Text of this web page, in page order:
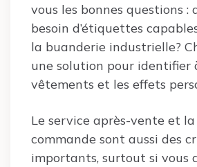
vous les bonnes questions :
besoin d’étiquettes
la buanderie industrielle?
une solution pour identifier
vêtements et les effets
Le service après-vente et
commande sont aussi des
importants, surtout si vous